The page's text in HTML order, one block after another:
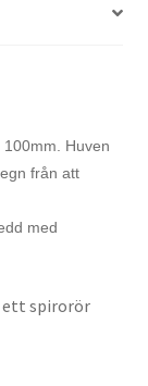
Huven
från att
med
ett spirorör